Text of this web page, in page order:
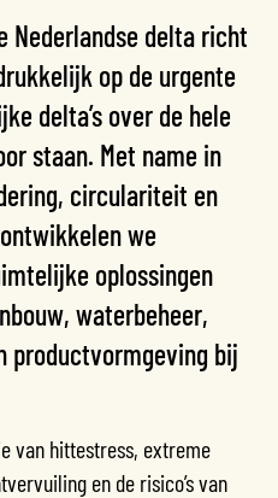
Nederlandse delta richt
op de urgente
delta’s over de hele
staan. Met name in
circulariteit en
we
oplossingen
waterbeheer,
productvormgeving bij
van hittestress, extreme
en de risico’s van